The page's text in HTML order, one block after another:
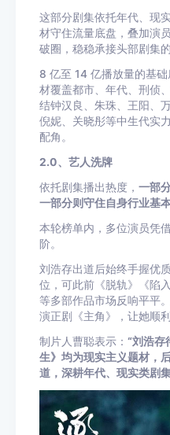
这部分剧集依托年代、现
材守住流量底盘，叠加演
破圈，稳稳承接头部剧集
8 亿至 14 亿播放量的基
材覆盖都市、年代、刑侦
结钟汉良、朱珠、王阳、
倪妮、关晓彤等中生代实
配角。
2.0、艺人洗牌
依托剧集播出热度， 一部
一部分则守住自身行业基本
本轮榜单内，多位演员凭
阶。
刘浩存出道后始终手握优
位，可此前《脱轨》《陷
等多部作品市场反响平平
演正剧《主角》，让她顺
制片人曹聪表示： “刘浩存
生》均为现实主义题材，
道，深耕年代、现实类剧